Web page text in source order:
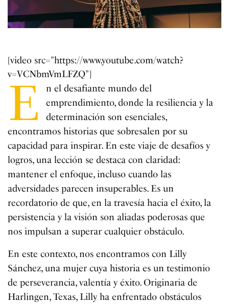
[video src="https://www.youtube.com/watch?
v=VCNbmVmLFZQ"]
E
n el desafiante mundo del
emprendimiento, donde la resiliencia y la
determinación son esenciales,
encontramos historias que sobresalen por su
capacidad para inspirar. En este viaje de desafíos y
logros, una lección se destaca con claridad:
mantener el enfoque, incluso cuando las
adversidades parecen insuperables. Es un
recordatorio de que, en la travesía hacia el éxito, la
persistencia y la visión son aliadas poderosas que
nos impulsan a superar cualquier obstáculo.
En este contexto, nos encontramos con Lilly
Sánchez, una mujer cuya historia es un testimonio
de perseverancia, valentía y éxito. Originaria de
Harlingen, Texas, Lilly ha enfrentado obstáculos